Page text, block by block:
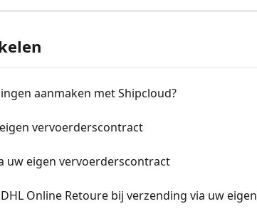
aanmaken met Shipcloud?
vervoerderscontract
uw eigen vervoerderscontract
Online Retoure bij verzending via uw eigen